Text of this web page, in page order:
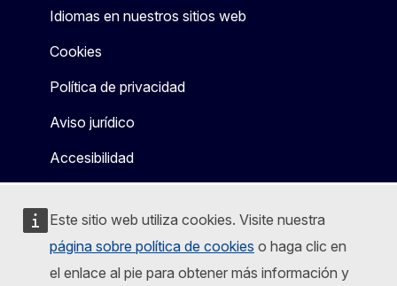
Este sitio web utiliza cookies. Visite nuestra
página sobre política de cookies o haga clic en
el enlace al pie para obtener más información y
Idiomas en nuestros sitios web
Cookies
Política de privacidad
Aviso jurídico
Accesibilidad